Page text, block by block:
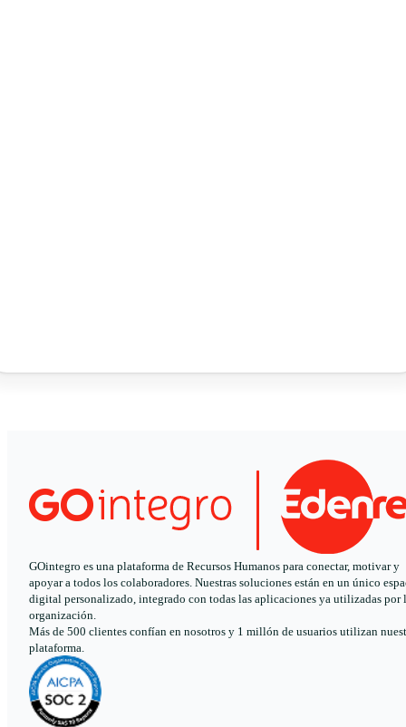
GOintegro es una plataforma de Recursos Humanos para conectar, motivar y
apoyar a todos los colaboradores. Nuestras soluciones están en un único
digital personalizado, integrado con todas las aplicaciones ya utilizadas por
organización.
Más de 500 clientes confían en nosotros y 1 millón de usuarios utilizan
plataforma.